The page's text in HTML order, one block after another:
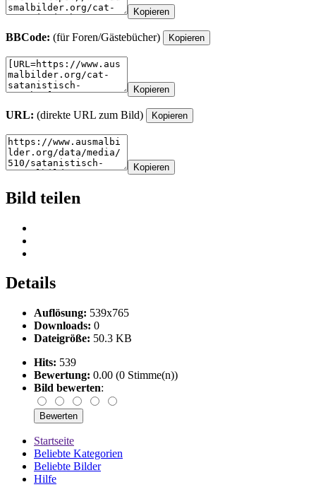
Kopieren
BBCode: (für Foren/Gästebücher) Kopieren
Kopieren
URL: (direkte URL zum Bild) Kopieren
Kopieren
Bild teilen
Details
Auflösung: 539x765
Downloads: 0
Dateigröße: 50.3 KB
Hits: 539
Bewertung: 0.00 (0 Stimme(n))
Bild bewerten:
Startseite
Beliebte Kategorien
Beliebte Bilder
Hilfe